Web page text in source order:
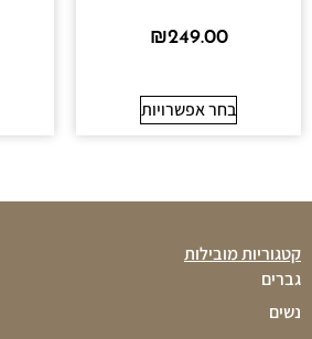
₪249.00
בחר אפשרויות
קטגוריות מובילות
גברים
נשים